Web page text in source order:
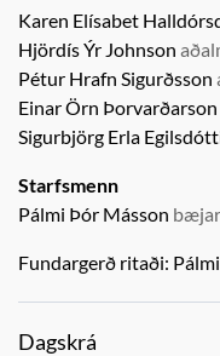
Karen Elísabet
Hjördís Ýr Johnson
Pétur Hrafn Sigurðsson
Einar Örn Þorvarðarson
Sigurbjörg Erla
Starfsmenn
Pálmi Þór Másson
Fundargerð ritaði:
Dagskrá